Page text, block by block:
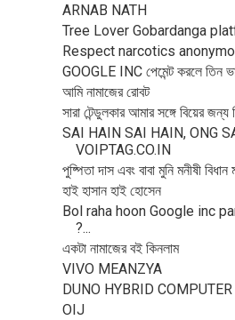
ARNAB NATH
Tree Lover Gobardanga
Respect narcotics
GOOGLE INC পেমেন্ট করলে তিন
আমি নামাজের রোবট
সারা টেন্ডুলকার আমার সঙ্গে বিয়ের
SAI HAIN SAI HAIN, ONG
VOIPTAG.CO.IN
পুষ্পিতা দাস এবং বাবা মুনি মনীষী বিধান
হাই হাসান হাই হোসেন
Bol raha hoon Google inc
?...
একটা নামাজের বই কিনলাম
VIVO MEANZYA
DUNO HYBRID
OIJ